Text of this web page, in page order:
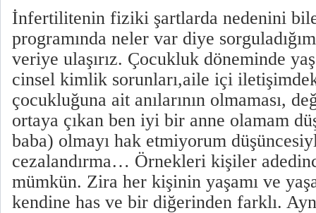
İnfertilitenin fiziki şartlarda nedenini
programında neler var diye
veriye ulaşırız. Çocukluk döneminde
cinsel kimlik sorunları,aile içi
çocukluğuna ait anılarının olmaması,
ortaya çıkan ben iyi bir anne olamam
baba) olmayı hak etmiyorum
cezalandırma… Örnekleri kişiler
mümkün. Zira her kişinin yaşamı ve
kendine has ve bir diğerinden farklı.